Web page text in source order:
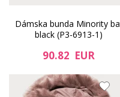
Dámska bunda Minority
black (P3-6913-1)
90.82 EUR